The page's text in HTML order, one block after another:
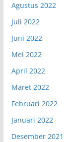
Agustus 2022
Juli 2022
Juni 2022
Mei 2022
April 2022
Maret 2022
Februari 2022
Januari 2022
Desember 2021